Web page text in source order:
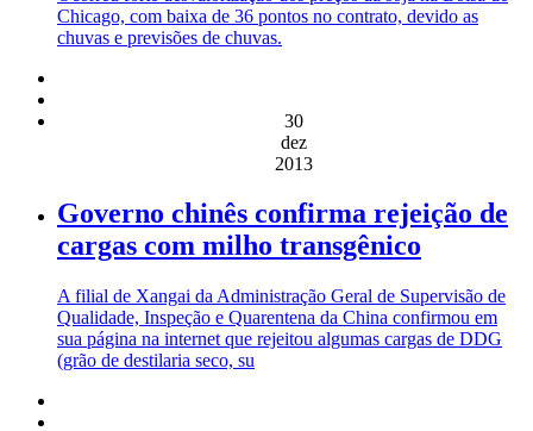
Chicago, com baixa de 36 pontos no contrato, devido as
chuvas e previsões de chuvas.
30
dez
2013
Governo chinês confirma rejeição de
cargas com milho transgênico
A filial de Xangai da Administração Geral de Supervisão de
Qualidade, Inspeção e Quarentena da China confirmou em
sua página na internet que rejeitou algumas cargas de DDG
(grão de destilaria seco, su